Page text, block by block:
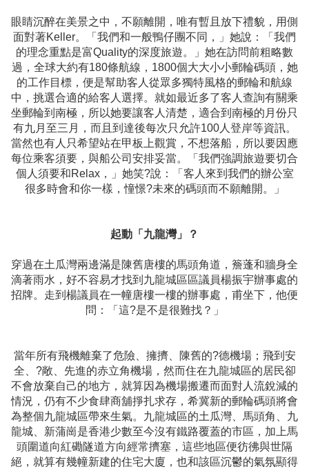
眼睛沉醉在美景之中，不願離開，唯有暫且放下禮貌，用側
面對著Keller。「我們和一般鴨仔團不同，」她說：「我們
的理念重點是富Quality的深度旅遊。」她在訪問前粗略數
過，全球大約有180條航線，1800個大大小小郵輪碼頭，她
的工作目標，便是幫助客人從眾多獨特風格的郵輪和航線
中，挑選合適的給客人選擇。就如最近多了客人查詢有關乘
坐郵輪到南極，所以她要讓客人清楚，適合到南極的月份只
有九月至三月，而且到達後每次只允許100人登岸等資訊。
當然也有人只希望站在甲板上觀賞，不想落船，所以要因應
每位乘客須要，與船公司安排妥當。「我們強調旅遊要切合
個人須要和Relax，」她笑?說：「客人來到我們的辦公室
很多時會和你一樣，憧憬?未來的碼頭而不願離開。」
起動「九龍灣」？
穿過在土瓜灣兩邊滿是陳舊唐樓的馬頭角道，簷蓬和牆身全
滴著雨水，好不容易才找到九龍城區區議員楊振宇辦事處的
招牌。走到楊議員在一幢唐樓一樓的辦事處，甫坐下，他便
問：「這?是不是很難找？」
當年所有飛機離棄了危險、擁擠、陳舊的?德機場；飛到安
全、?敞、先進的赤立角機場，然而住在九龍城區的居民卻
不會放棄自己的地方，就算因為機場搬遷而面對人流銳減的
情況，仍有不少食肆商舖掙扎求存，希冀新的郵輪碼頭將會
為整個九龍城區帶來生氣。九龍城區的土瓜灣、馬頭角、九
龍城、新蒲崗是香港少數至今沒有鐵路覆蓋的市區，加上馬
頭圍道向紅磡隧道方向經常擠塞，這些地區便彷彿與世隔
絕，就算有幾幢新建的住宅大廈，也和該區沉鬱的氣氛顯得